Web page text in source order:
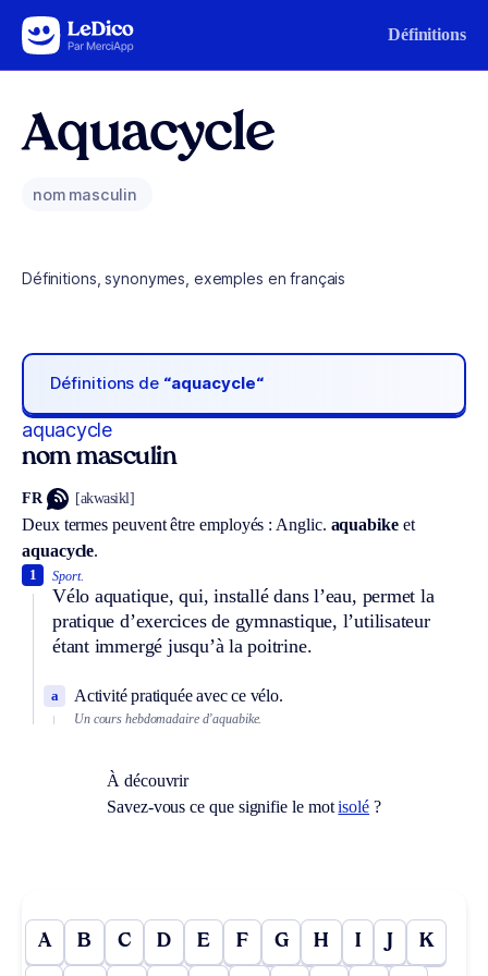
Aller au contenu Définitions
Aquacycle
nom masculin
Définitions, synonymes, exemples en français
Définitions de “aquacycle“
aquacycle
nom masculin
FR [akwasikl]
Deux termes peuvent être employés : Anglic. aquabikeet
aquacycle.
Sport.
Vélo aquatique, qui, installé dans l’eau, permet la
pratique d’exercices de gymnastique, l’utilisateur
étant immergé jusqu’à la poitrine.
1
Activité pratiquée avec ce vélo.
a
Un cours hebdomadaire d’aquabike.
À découvrir
Savez-vous ce que signifie le motisolé ?
A B C D E F G H I J K